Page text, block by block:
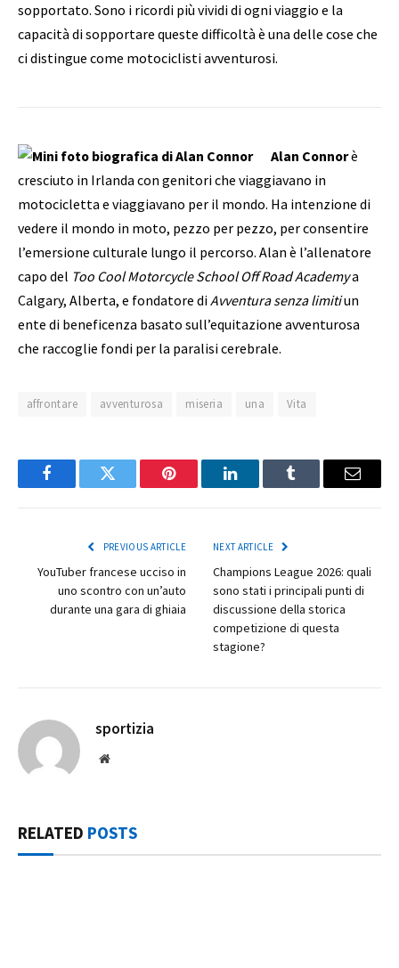
sopportato. Sono i ricordi più vividi di ogni viaggio e la
capacità di sopportare queste difficoltà è una delle cose che
ci distingue come motociclisti avventurosi.
Alan Connorè
cresciuto in Irlanda con genitori che viaggiavano in
motocicletta e viaggiavano per il mondo. Ha intenzione di
vedere il mondo in moto, pezzo per pezzo, per consentire
l’emersione culturale lungo il percorso. Alan è l’allenatore
capo del Too Cool Motorcycle School Off Road Academya
Calgary, Alberta, e fondatore diAvventura senza limitiun
ente di beneficenza basato sull’equitazione avventurosa
che raccoglie fondi per la paralisi cerebrale.
affrontare avventurosa miseria una Vita
FacebookTwitter Pinterest LinkedInTumblr Email
PREVIOUS ARTICLE
YouTuber francese ucciso in
uno scontro con un’auto
durante una gara di ghiaia
NEXT ARTICLE
Champions League 2026: quali
sono stati i principali punti di
discussione della storica
competizione di questa
stagione?
sportizia
Website
RELATED POSTS